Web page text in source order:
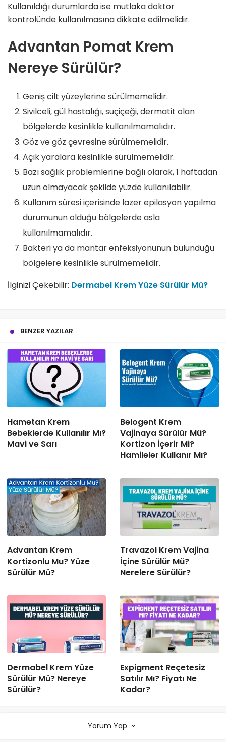
Kullanıldığı durumlarda ise mutlaka doktor
kontrolünde kullanılmasına dikkate edilmelidir.
Advantan Pomat Krem
Nereye Sürülür?
Geniş cilt yüzeylerine sürülmemelidir.
Sivilceli, gül hastalığı, suçiçeği, dermatit olan
bölgelerde kesinlikle kullanılmamalıdır.
Göz ve göz çevresine sürülmemelidir.
Açık yaralara kesinlikle sürülmemelidir.
Bazı sağlık problemlerine bağlı olarak, 1 haftadan
uzun olmayacak şekilde yüzde kullanılabilir.
Kullanım süresi içerisinde lazer epilasyon yapılma
durumunun olduğu bölgelerde asla
kullanılmamalıdır.
Bakteri ya da mantar enfeksiyonunun bulunduğu
bölgelere kesinlikle sürülmemelidir.
İlginizi Çekebilir: Dermabel Krem Yüze Sürülür Mü?
BENZER YAZILAR
Hametan Krem
Bebeklerde Kullanılır Mı?
Mavi ve Sarı
Belogent Krem
Vajinaya Sürülür Mü?
Kortizon İçerir Mi?
Hamileler Kullanır Mı?
Advantan Krem
Kortizonlu Mu? Yüze
Sürülür Mü?
Travazol Krem Vajina
İçine Sürülür Mü?
Nerelere Sürülür?
Dermabel Krem Yüze
Sürülür Mü? Nereye
Sürülür?
Expigment Reçetesiz
Satılır Mı? Fiyatı Ne
Kadar?
Yorum Yap